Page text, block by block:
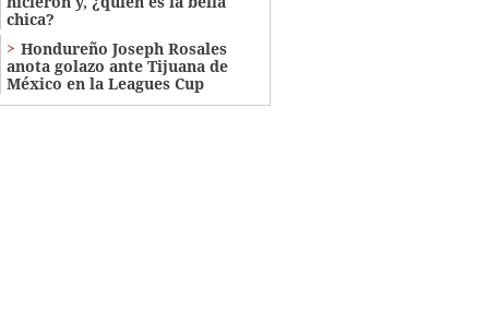
chica?
Hondureño Joseph Rosales
anota golazo ante Tijuana de
México en la Leagues Cup